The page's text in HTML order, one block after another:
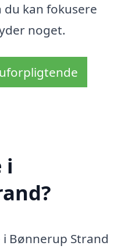
kan fokusere
noget.
i
Bønnerup Strand